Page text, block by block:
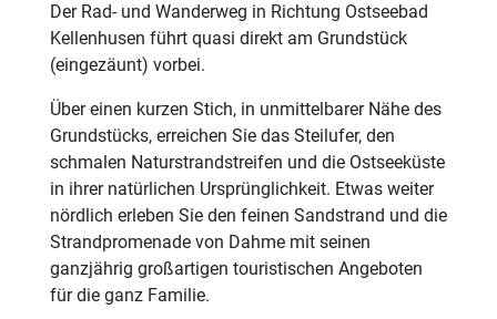
Der Rad- und Wanderweg in Richtung Ostseebad
Kellenhusen führt quasi direkt am Grundstück
(eingezäunt) vorbei.
Über einen kurzen Stich, in unmittelbarer Nähe des
Grundstücks, erreichen Sie das Steilufer, den
schmalen Naturstrandstreifen und die Ostseeküste
in ihrer natürlichen Ursprünglichkeit. Etwas weiter
nördlich erleben Sie den feinen Sandstrand und die
Strandpromenade von Dahme mit seinen
ganzjährig großartigen touristischen Angeboten
für die ganz Familie.